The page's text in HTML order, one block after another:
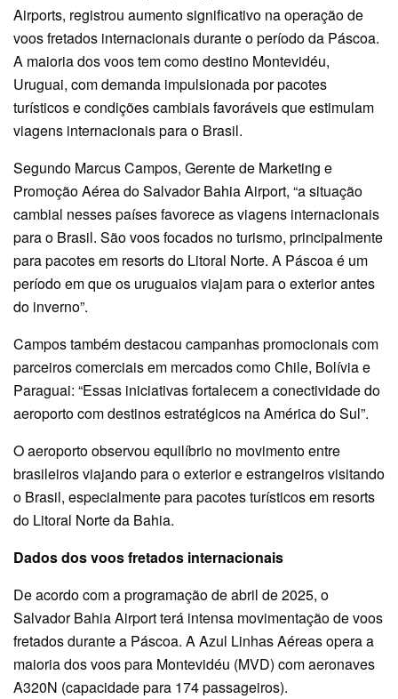
Airports, registrou aumento significativo na operação de
voos fretados internacionais durante o período da Páscoa.
A maioria dos voos tem como destino Montevidéu,
Uruguai, com demanda impulsionada por pacotes
turísticos e condições cambiais favoráveis que estimulam
viagens internacionais para o Brasil.
Segundo Marcus Campos, Gerente de Marketing e
Promoção Aérea do Salvador Bahia Airport, “a situação
cambial nesses países favorece as viagens internacionais
para o Brasil. São voos focados no turismo, principalmente
para pacotes em resorts do Litoral Norte. A Páscoa é um
período em que os uruguaios viajam para o exterior antes
do inverno”.
Campos também destacou campanhas promocionais com
parceiros comerciais em mercados como Chile, Bolívia e
Paraguai: “Essas iniciativas fortalecem a conectividade do
aeroporto com destinos estratégicos na América do Sul”.
O aeroporto observou equilíbrio no movimento entre
brasileiros viajando para o exterior e estrangeiros visitando
o Brasil, especialmente para pacotes turísticos em resorts
do Litoral Norte da Bahia.
Dados dos voos fretados internacionais
De acordo com a programação de abril de 2025, o
Salvador Bahia Airport terá intensa movimentação de voos
fretados durante a Páscoa. A Azul Linhas Aéreas opera a
maioria dos voos para Montevidéu (MVD) com aeronaves
A320N (capacidade para 174 passageiros).